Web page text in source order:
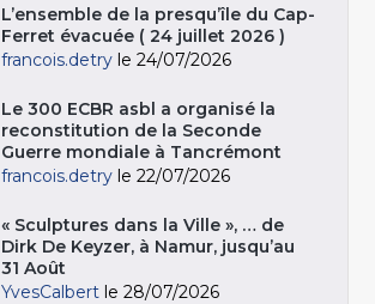
L’ensemble de la presqu’île du Cap-
Ferret évacuée ( 24 juillet 2026 )
francois.detry le 24/07/2026
Le 300 ECBR asbl a organisé la
reconstitution de la Seconde
Guerre mondiale à Tancrémont
francois.detry le 22/07/2026
« Sculptures dans la Ville », … de
Dirk De Keyzer, à Namur, jusqu’au
31 Août
YvesCalbert le 28/07/2026